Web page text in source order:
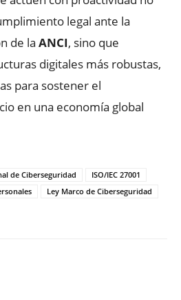
legal ante la
de la ANCI, sino que
digitales más robustas,
para sostener el
en una economía global
de Ciberseguridad
ISO/IEC 27001
Ley Marco de Ciberseguridad